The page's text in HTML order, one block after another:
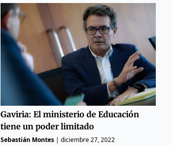
Gaviria: El ministerio de Educación
tiene un poder limitado
Sebastián Montes| diciembre 27, 2022